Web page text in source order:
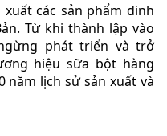
các sản phẩm dinh
Từ khi thành lập vào
phát triển và trở
hiệu sữa bột hàng
năm lịch sử sản xuất và